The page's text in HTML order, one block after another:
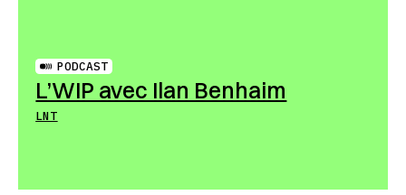
PODCAST
L’WIP avec Ilan Benhaim
LNT